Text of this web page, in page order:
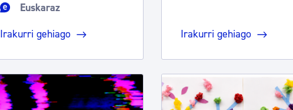
Euskaraz
Irakurri gehiago
Irakurri gehiago